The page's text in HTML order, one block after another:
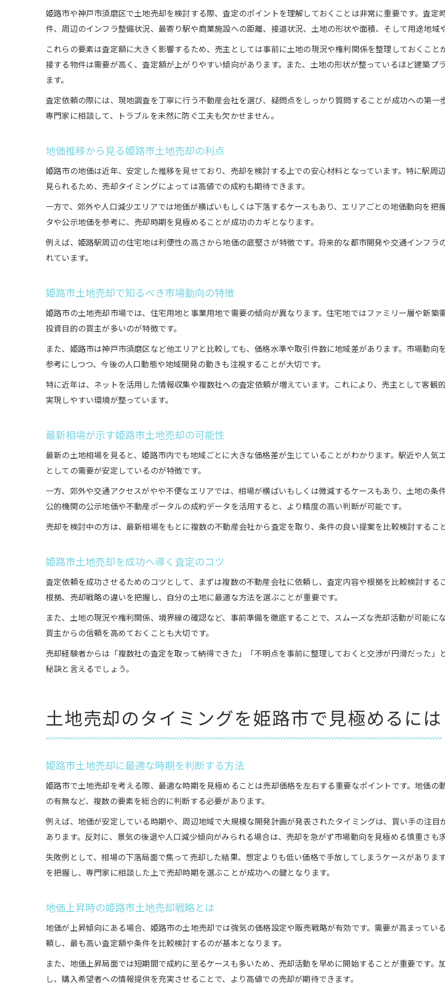
姫路市土地売却に役立つ市況分析のポイント
地価変動と姫路市土地売却タイミングの関係
用途で異なる姫路市土地売却の相場特徴を説明
姫路市土地売却に必要な相場把握のコツ
投資視点で考える姫路市土地売却の用途別分析
姫路市土地売却のための地価動向チェック術
姫路市土地売却における地価上昇活用ポイント
査定結果を活かした姫路市土地売却の工夫
求める価格実現へ導く姫路市土地査定依頼
高値売却へ導く姫路市土地査定のポイント解説
姫路市や神戸市須磨区で土地売却を検討する際、査定のポイントを理解しておくことは非常に重要です。査
件、周辺のインフラ整備状況、最寄り駅や商業施設への距離、接道状況、土地の形状や面積、そして用途地域
これらの要素は査定額に大きく影響するため、売主としては事前に土地の現況や権利関係を整理しておくこ
接する物件は需要が高く、査定額が上がりやすい傾向があります。また、土地の形状が整っているほど建築プ
ます。
査定依頼の際には、現地調査を丁寧に行う不動産会社を選び、疑問点をしっかり質問することが成功への第
専門家に相談して、トラブルを未然に防ぐ工夫も欠かせません。
地価推移から見る姫路市土地売却の利点
姫路市の地価は近年、安定した推移を見せており、売却を検討する上での安心材料となっています。特に駅周
見られるため、売却タイミングによっては高値での成約も期待できます。
一方で、郊外や人口減少エリアでは地価が横ばいもしくは下落するケースもあり、エリアごとの地価動向を把
タや公示地価を参考に、売却時期を見極めることが成功のカギとなります。
例えば、姫路駅周辺の住宅地は利便性の高さから地価の底堅さが特徴です。将来的な都市開発や交通インフ
れています。
姫路市土地売却で知るべき市場動向の特徴
姫路市の土地売却市場では、住宅用地と事業用地で需要の傾向が異なります。住宅地ではファミリー層や新
投資目的の買主が多いのが特徴です。
また、姫路市は神戸市須磨区など他エリアと比較しても、価格水準や取引件数に地域差があります。市場動
参考にしつつ、今後の人口動態や地域開発の動きも注視することが大切です。
特に近年は、ネットを活用した情報収集や複数社への査定依頼が増えています。これにより、売主として客観
実現しやすい環境が整っています。
最新相場が示す姫路市土地売却の可能性
最新の土地相場を見ると、姫路市内でも地域ごとに大きな価格差が生じていることがわかります。駅近や人気
としての需要が安定しているのが特徴です。
一方、郊外や交通アクセスがやや不便なエリアでは、相場が横ばいもしくは微減するケースもあり、土地の条
公的機関の公示地価や不動産ポータルの成約データを活用すると、より精度の高い判断が可能です。
売却を検討中の方は、最新相場をもとに複数の不動産会社から査定を取り、条件の良い提案を比較検討するこ
姫路市土地売却を成功へ導く査定のコツ
査定依頼を成功させるためのコツとして、まずは複数の不動産会社に依頼し、査定内容や根拠を比較検討する
根拠、売却戦略の違いを把握し、自分の土地に最適な方法を選ぶことが重要です。
また、土地の現況や権利関係、境界線の確認など、事前準備を徹底することで、スムーズな売却活動が可能に
買主からの信頼を高めておくことも大切です。
売却経験者からは「複数社の査定を取って納得できた」「不明点を事前に整理しておくと交渉が円滑だった
秘訣と言えるでしょう。
土地売却のタイミングを姫路市で見極めるには
姫路市土地売却に最適な時期を判断する方法
姫路市で土地売却を考える際、最適な時期を見極めることは売却価格を左右する重要なポイントです。地価の
の有無など、複数の要素を総合的に判断する必要があります。
例えば、地価が安定している時期や、周辺地域で大規模な開発計画が発表されたタイミングは、買い手の注
あります。反対に、景気の後退や人口減少傾向がみられる場合は、売却を急がず市場動向を見極める慎重さも
失敗例として、相場の下落局面で焦って売却した結果、想定よりも低い価格で手放してしまうケースがありま
を把握し、専門家に相談した上で売却時期を選ぶことが成功への鍵となります。
地価上昇時の姫路市土地売却戦略とは
地価が上昇傾向にある場合、姫路市の土地売却では強気の価格設定や販売戦略が有効です。需要が高まってい
頼し、最も高い査定額や条件を比較検討するのが基本となります。
また、地価上昇局面では短期間で成約に至るケースも多いため、売却活動を早めに開始することが重要です。
し、購入希望者への情報提供を充実させることで、より高値での売却が期待できます。